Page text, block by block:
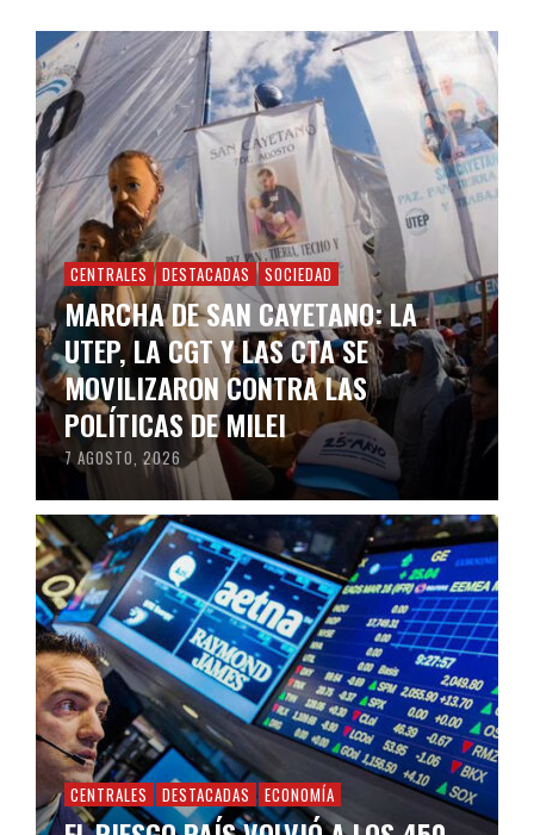
CENTRALES DESTACADAS SOCIEDAD
MARCHA DE SAN CAYETANO: LA
UTEP, LA CGT Y LAS CTA SE
MOVILIZARON CONTRA LAS
POLÍTICAS DE MILEI
7 AGOSTO, 2026
CENTRALES DESTACADAS ECONOMÍA